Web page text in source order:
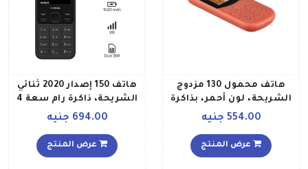
هاتف محمول 130 مزدوج
الشريحة، لون أحمر، بذاكرة
داخلية سعة 4 ميجابايت، 554.00 جنيه
عرض المنتج
هاتف 150 إصدار 2020 ثنائي
الشريحة، ذاكرة رام سعة 4
694.00 جنيه
عرض المنتج